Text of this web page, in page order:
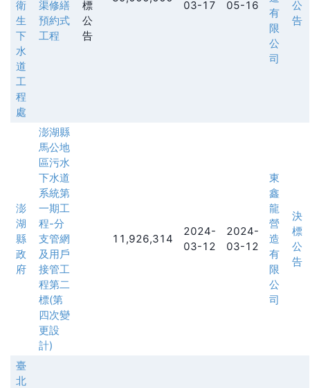
衛
生
下
水
道
工
程
處
渠修繕
預約式
工程
標
公
告
03-17 05-16
有
限
公
司
公
告
澎
湖
縣
政
府
澎湖縣
馬公地
區污水
下水道
系統第
一期工
程-分
支管網
及用戶
接管工
程第二
標(第
四次變
更設
計)
11,926,314
2024-
03-12
2024-
03-12
東
鑫
龍
營
造
有
限
公
司
決
標
公
告
臺
北